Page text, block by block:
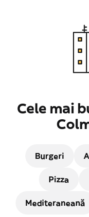
Cele mai
Burgeri
Pizza
Mediteraneană